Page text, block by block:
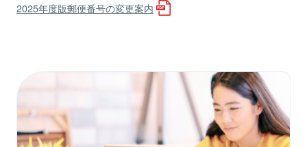
2025年度版郵便番号の変更案内